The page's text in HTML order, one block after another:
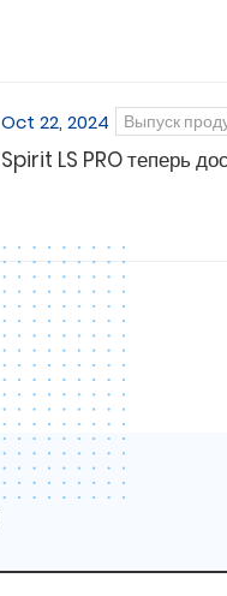
Oct 22, 2024 Выпуск
Spirit LS PRO теперь